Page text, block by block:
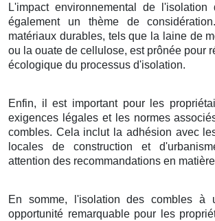
L'impact environnemental de
également un thème de
matériaux durables, tels que la laine de
ou la ouate de cellulose, est prônée pour
écologique du processus d'isolation.
Enfin, il est important pour les
exigences légales et les normes
combles. Cela inclut la adhésion avec
locales de construction et
attention des recommandations en
En somme, l'isolation des combles à
opportunité remarquable pour les